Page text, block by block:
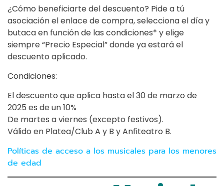
¿Cómo beneficiarte del descuento? Pide a tú
asociación el enlace de compra, selecciona el día y
butaca en función de las condiciones* y elige
siempre “Precio Especial” donde ya estará el
descuento aplicado.
Condiciones:
El descuento que aplica hasta el 30 de marzo de
2025 es de un 10%
De martes a viernes (excepto festivos).
Válido en Platea/Club A y B y Anfiteatro B.
Políticas de acceso a los musicales para los menores
de edad